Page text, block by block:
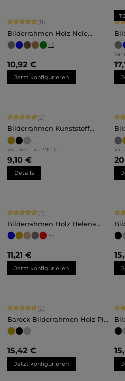
Durchschnittliche Bewertung von 5
(11)
Bilderrahmen Holz Nele
Maßanfertigung
+5
10,92 €
Jetzt konfigurieren
Durchschnittliche Bewertung von 5
(2)
Bilderrahmen Kunststoff
Amalia
Varianten ab 2,90 €
9,10 €
Details
Durchschnittliche Bewertung von 4.8
(5)
Bilderrahmen Holz Helena
Maßanfertigung
+5
11,21 €
Jetzt konfigurieren
Durchschnittliche Bewertung von 5 von
(2)
Barock Bilderrahmen Holz Pia
Maßanfertigung
15,42 €
Jetzt konfigurieren